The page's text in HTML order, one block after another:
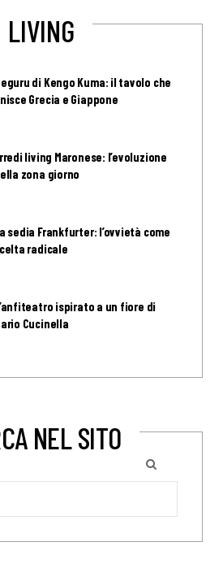
LIVING
di Kengo Kuma: il tavolo che
Grecia e Giappone
living Maronese: l’evoluzione
zona giorno
sedia Frankfurter: l’ovvietà come
radicale
ispirato a un fiore di
Cucinella
NEL SITO